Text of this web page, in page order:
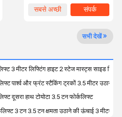
सबसे अच्छी
संपर्क
सभी देखें
3 मीटर लिफ्टिंग हाइट 2 स्टेज मास्ट्स साइड
पार्श्व और फ्रंट स्टैकिंग ट्रकों 3.5 मीटर उठाने की
दूसरा हाथ टोयोटा 3.5 टन फोर्कलिफ्ट
3 टन 3.5 टन क्षमता उठाने की ऊंचाई 3 मीटर/4.5